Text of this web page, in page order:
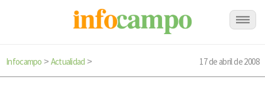
Infocampo > Actualidad > 17 de abril de 2008